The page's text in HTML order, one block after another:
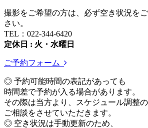
撮影をご希望の方は、必ず空き状況を
さい。
TEL：022-344-6420
定休日 : 火・水曜日
ご予約フォーム
◎ 予約可能時間の表記があっても
時間差で予約が入る場合があります。
その際は当方より、スケジュール調整の
ご相談をさせていただきます。
◎ 空き状況は手動更新のため、